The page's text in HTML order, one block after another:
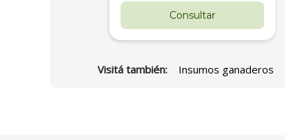
Consultar
Visitá también: Insumos ganaderos